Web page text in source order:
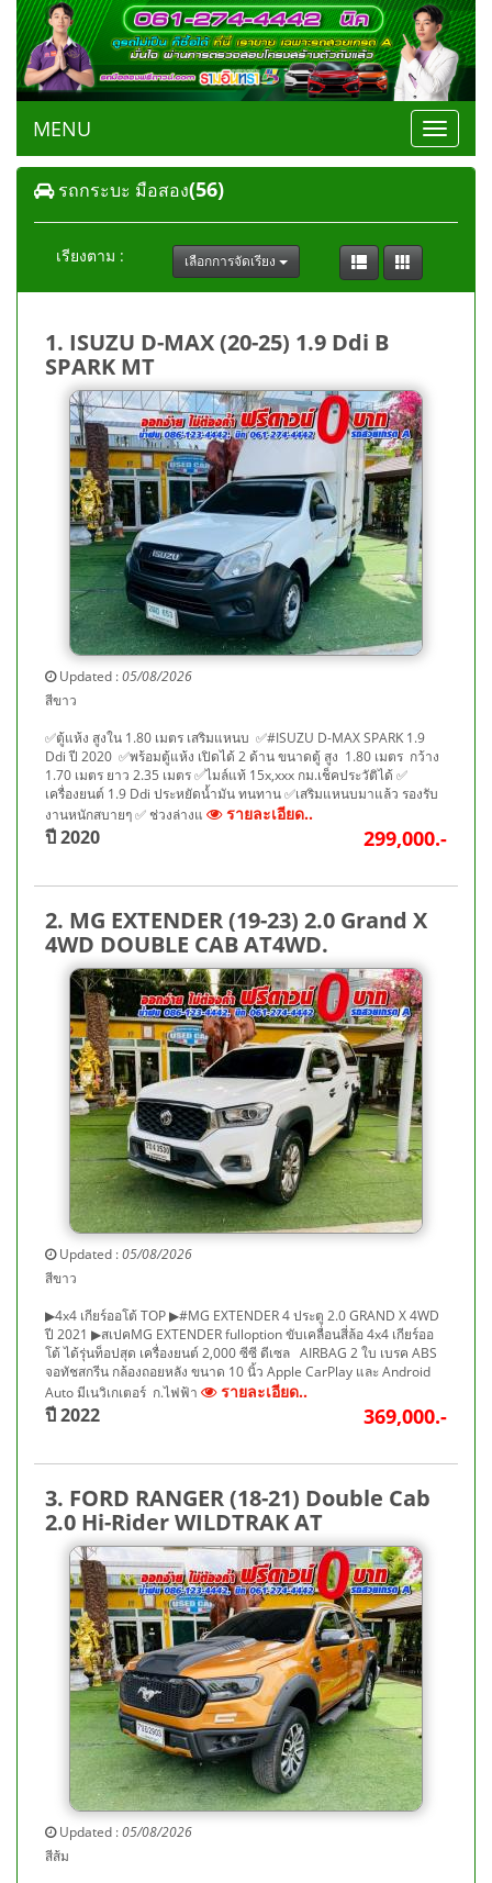
Toggle
MENU
รถกระบะ มือสอง(56)
เรียงตาม : เลือกการจัดเรียง
1. ISUZU D-MAX (20-25) 1.9 Ddi B
SPARK MT
Updated :05/08/2026
สีขาว
✅ตู้แห้ง สูงใน 1.80 เมตร เสริมแหนบ ✅#ISUZU D-MAX SPARK 1.9
Ddi ปี 2020 ✅พร้อมตู้แห้ง เปิดได้ 2 ด้าน ขนาดตู้ สูง 1.80 เมตร กว้าง
1.70 เมตร ยาว 2.35 เมตร ✅ไมล์แท้ 15x,xxx กม.เช็คประวัติได้ ✅
เครื่องยนต์ 1.9 Ddi ประหยัดน้ำมัน ทนทาน ✅เสริมแหนบมาแล้ว รองรับ
งานหนักสบายๆ ✅ ช่วงล่างแ
รายละเอียด..
ปี 2020 299,000.-
2. MG EXTENDER (19-23) 2.0 Grand X
4WD DOUBLE CAB AT4WD.
Updated :05/08/2026
สีขาว
▶4x4 เกียร์ออโต้ TOP ▶#MG EXTENDER 4 ประตู 2.0 GRAND X 4WD
ปี 2021 ▶สเปคMG EXTENDER fulloption ขับเคลื่อนสี่ล้อ 4x4 เกียร์ออ
โต้ ได้รุ่นท็อปสุด เครื่องยนต์ 2,000 ซีซี ดีเซล AIRBAG 2 ใบ เบรค ABS
จอทัชสกรีน กล้องถอยหลัง ขนาด 10 นิ้ว Apple CarPlay และ Android
Auto มีเนวิเกเตอร์ ก.ไฟฟ้า
รายละเอียด..
ปี 2022 369,000.-
3. FORD RANGER (18-21) Double Cab
2.0 Hi-Rider WILDTRAK AT
Updated :05/08/2026
สีส้ม